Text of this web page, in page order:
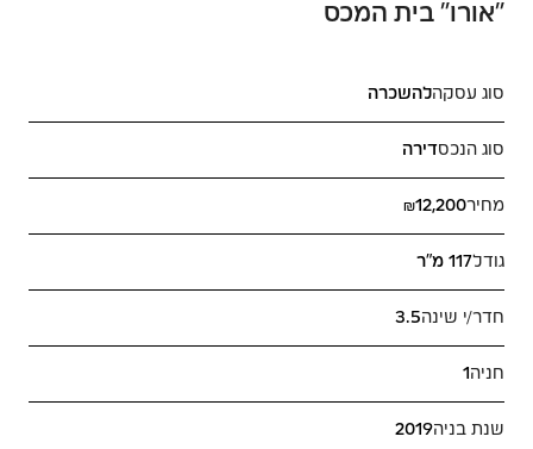
“אורו” בית המכס
סוג עסקהלהשכרה
סוג הנכסדירה
מחיר₪12,200
גודל117 מ"ר
חדר/י שינה3.5
חניה 1
שנת בניה2019